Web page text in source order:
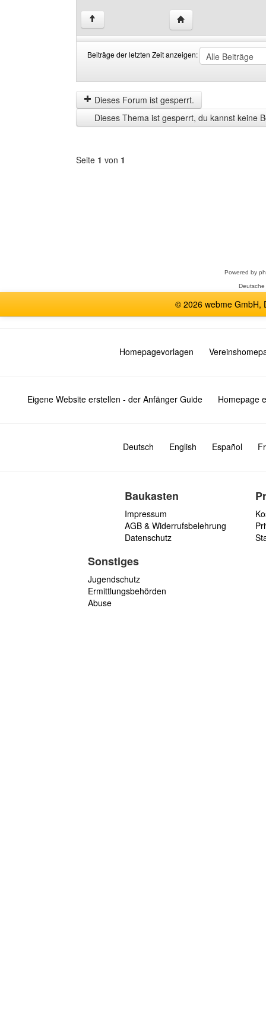
↑ Website dieses
Beiträge der letzten Zeit anzeigen:
der
letzten
Zeit
anzeigen
by
Dieses Forum ist gesperrt.
Dieses Thema ist gesperrt, du kannst keine
Seite 1 von 1
Powered by
© 2026 webme GmbH,
Homepagevorlagen
Eigene Website erstellen - der Anfänger Guide Homepage
Deutsch English Español
Baukasten
Impressum
AGB & Widerrufsbelehrung
Datenschutz
Sonstiges
Jugendschutz
Ermittlungsbehörden
Abuse